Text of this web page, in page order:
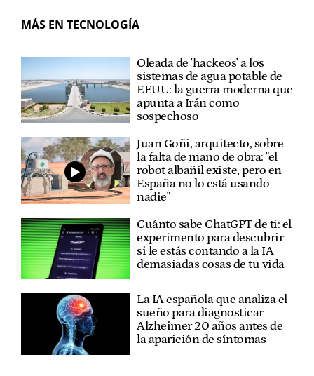
MÁS EN TECNOLOGÍA
Oleada de 'hackeos' a los
sistemas de agua potable de
EEUU: la guerra moderna que
apunta a Irán como
sospechoso
Juan Goñi, arquitecto, sobre
la falta de mano de obra: "el
robot albañil existe, pero en
España no lo está usando
nadie"
Cuánto sabe ChatGPT de ti: el
experimento para descubrir
si le estás contando a la IA
demasiadas cosas de tu vida
La IA española que analiza el
sueño para diagnosticar
Alzheimer 20 años antes de
la aparición de síntomas